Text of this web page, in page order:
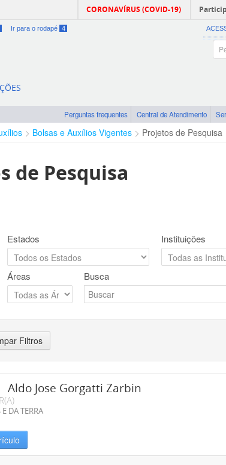
CORONAVÍRUS (COVID-19)
Ir para o rodapé 4
Perguntas frequentes Central de Atendimento
Bolsas e Auxílios Vigentes Projetos de Pesquisa
de Pesquisa
Estados Instituições
Áreas Busca
Filtros
Aldo Jose Gorgatti Zarbin
DA TERRA